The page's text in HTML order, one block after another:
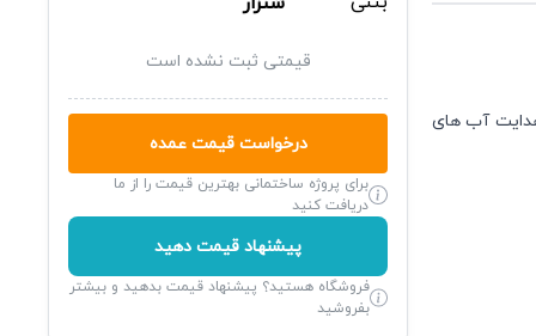
هدایت آب های
قیمتی ثبت نشده است
درخواست قیمت عمده
برای پروژه ساختمانی بهترین قیمت را از ما
دریافت کنید
پیشنهاد قیمت دهید
فروشگاه هستید؟ پیشنهاد قیمت بدهید و بیشتر
بفروشید